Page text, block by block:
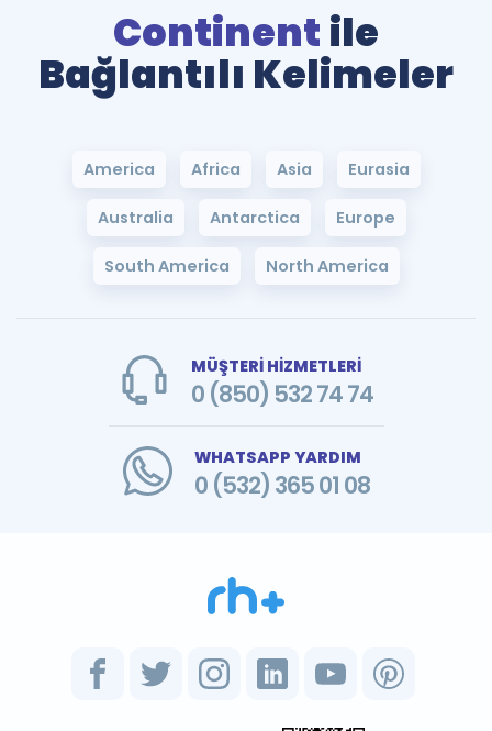
Continent ile
Bağlantılı Kelimeler
America Africa Asia Eurasia
Australia Antarctica Europe
South America North America
MÜŞTERİ HİZMETLERİ
0 (850) 532 74 74
WHATSAPP YARDIM
0 (532) 365 01 08